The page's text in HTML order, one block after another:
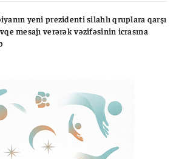
yeni prezidenti silahlı qruplara qarşı
mesajı verərək vəzifəsinin icrasına